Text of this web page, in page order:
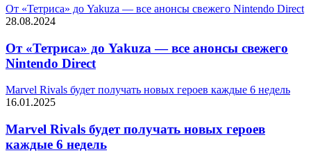
От «Тетриса» до Yakuza — все анонсы свежего Nintendo Direct
28.08.2024
От «Тетриса» до Yakuza — все анонсы свежего
Nintendo Direct
Marvel Rivals будет получать новых героев каждые 6 недель
16.01.2025
Marvel Rivals будет получать новых героев
каждые 6 недель